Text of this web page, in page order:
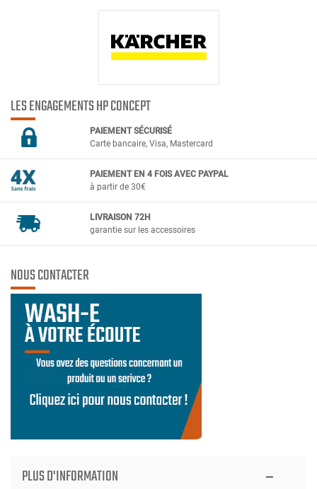
LES ENGAGEMENTS HP CONCEPT
PAIEMENT SÉCURISÉ
Carte bancaire, Visa, Mastercard
PAIEMENT EN 4 FOIS AVEC PAYPAL
à partir de 30€
LIVRAISON 72H
garantie sur les accessoires
NOUS CONTACTER
PLUS D'INFORMATION